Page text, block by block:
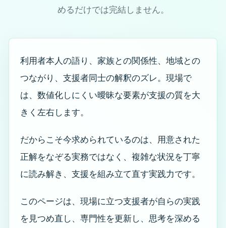
2027年度からの介護保険制度見直し｜決まったこと・検
討中のこと
住所地特例制度とは｜介護保険・医療保険・障害福祉・
生活保護
族様向け
ご本人様・ご家族様へ ― 決める前に読んでいただきたい
こと ―
めるだけでは完結しません。
利用者本人の語り、家族との関係性、地域との
つながり、支援者同士の解釈のズレ。現場で
は、数値化しにくい曖昧な要素が支援の質を大
きく左右します。
だからこそ今求められているのは、用意された
正解をなぞる実務ではなく、複雑な状況を丁寧
に読み解き、支援を組み立て直す実践力です。
このページは、現場に立つ支援者が自らの実践
を見つめ直し、専門性を更新し、思考を深める